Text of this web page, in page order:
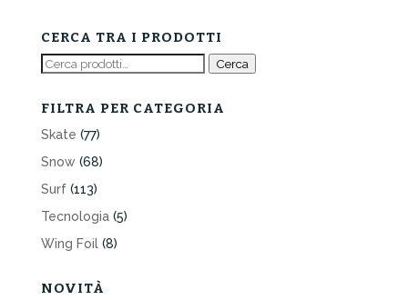
CERCA TRA I PRODOTTI
Cerca: Cerca
FILTRA PER CATEGORIA
Skate (77)
Snow (68)
Surf (113)
Tecnologia (5)
Wing Foil (8)
NOVITÀ